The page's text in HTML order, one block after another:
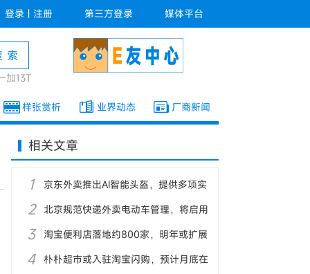
登录 | 注册 第三方登录 媒体平台
加13T
样张赏析 业界动态 厂商新闻
相关文章
1
京东外卖推出AI智能头盔，提供多项实
用功能
2
北京规范快递外卖电动车管理，将启用
专用号牌
3
淘宝便利店落地约800家，明年或扩展
至3000家
4
朴朴超市或入驻淘宝闪购，预计月底在